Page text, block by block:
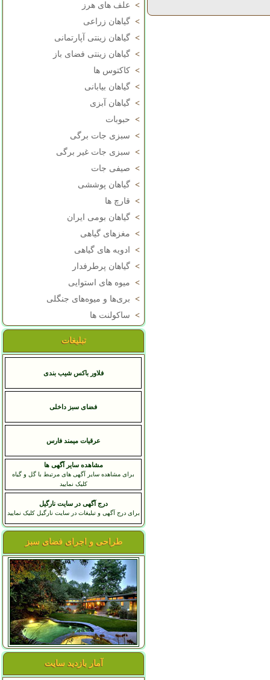
> علف های هرز
> گیاهان زراعی
> گیاهان زینتی آپارتمانی
> گیاهان زینتی فضای باز
> کاکتوس ها
> گیاهان بیابانی
> گیاهان آبزی
> حبوبات
> سبزی جات برگی
> سبزی جات غیر برگی
> صیفی جات
> گیاهان پوششی
> قارچ ها
> گیاهان بومی ایران
> مغزهای گیاهی
>
ادویه های گیاهی
> گیاهان پرطرفدار
> میوه های استوایی
> بری‌ها و میوه‌های جنگلی
> ساکولنت ها
تبلیغات
فلاور باکس شیب بندی
فضای سبز داخلی
عرقيات ميمند فارس
مشاهده سایر آگهی ها
برای مشاهده سایر آگهی های مرتبط با گل و گیاه
کلیک نمایید
درج آگهی در سایت نارگیل
برای درج آگهی و تبلیغات در سایت نارگیل کلیک نمایید
طراحی و اجرای فضای سبز
آمار بازدید سایت